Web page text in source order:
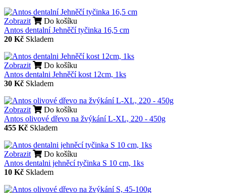
Zobrazit
Do košíku
Antos dentalní Jehněčí tyčinka 16,5 cm
20 Kč Skladem
Zobrazit
Do košíku
Antos dentalni Jehněčí kost 12cm, 1ks
30 Kč Skladem
Zobrazit
Do košíku
Antos olivové dřevo na žvýkání L-XL, 220 - 450g
455 Kč Skladem
Zobrazit
Do košíku
Antos dentalni jehněcí tyčinka S 10 cm, 1ks
10 Kč Skladem